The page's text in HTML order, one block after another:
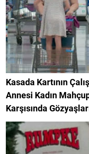
Kasada Kartının
Annesi Kadın
Karşısında